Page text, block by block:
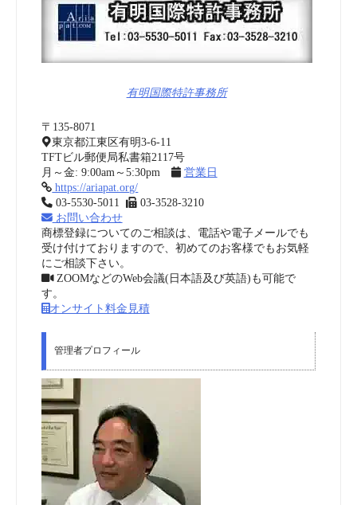
有明国際特許事務所
〒135-8071
東京都江東区有明3-6-11
TFTビル郵便局私書箱2117号
月～金: 9:00am～5:30pm
営業日
https://ariapat.org/
03-5530-5011
03-3528-3210
お問い合わせ
商標登録についてのご相談は、電話や電子メールでも
受け付けておりますので、初めてのお客様でもお気軽
にご相談下さい。
ZOOMなどのWeb会議(日本語及び英語)も可能で
す。
オンサイト料金見積
管理者プロフィール